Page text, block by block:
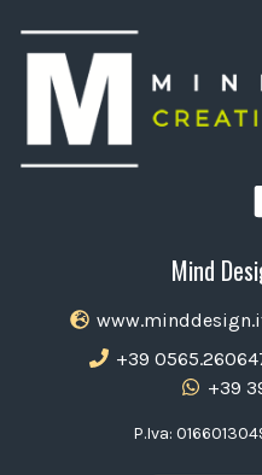
Mind
+39
+39
P.Iva: